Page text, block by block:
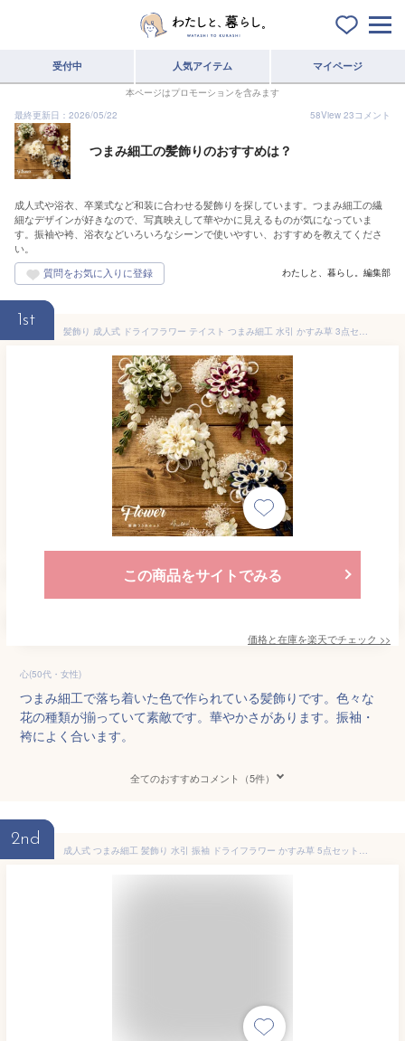
受付中 人気アイテム マイページ
本ページはプロモーションを含みます
最終更新日：2026/05/22
58View 23コメント
つまみ細工の髪飾りのおすすめは？
成人式や浴衣、卒業式など和装に合わせる髪飾りを探しています。つまみ細工の繊
細なデザインが好きなので、写真映えして華やかに見えるものが気になっていま
す。振袖や袴、浴衣などいろいろなシーンで使いやすい、おすすめを教えてくださ
い。
わたしと、暮らし。編集部
1st
髪飾り 成人式 ドライフラワー テイスト つまみ細工 水引 かすみ草 3点セット 振袖 卒業式 袴姿 白 赤 青 緑 菊 藤 小花 フラワー ぶら飾り コサージュ 送料無料
この商品をサイトでみる
価格と在庫を楽天でチェック >>
心(50代・女性)
つまみ細工で落ち着いた色で作られている髪飾りです。色々な
花の種類が揃っていて素敵です。華やかさがあります。振袖・
袴によく合います。
全てのおすすめコメント（5件）
2nd
成人式 つまみ細工 髪飾り 水引 振袖 ドライフラワー かすみ草 5点セット 卒業式 袴 浴衣 ベージュ 茶系 ピンク 青 組紐 Uピン式 送料無料